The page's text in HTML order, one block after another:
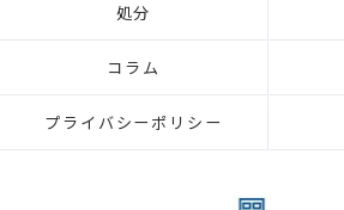
処分
コラム
プライバシーポリシー